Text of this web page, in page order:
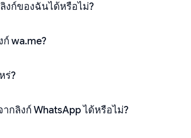
งก์ของฉันได้หรือไม่?
wa.me?
ร่?
ลิงก์ WhatsApp ได้หรือไม่?